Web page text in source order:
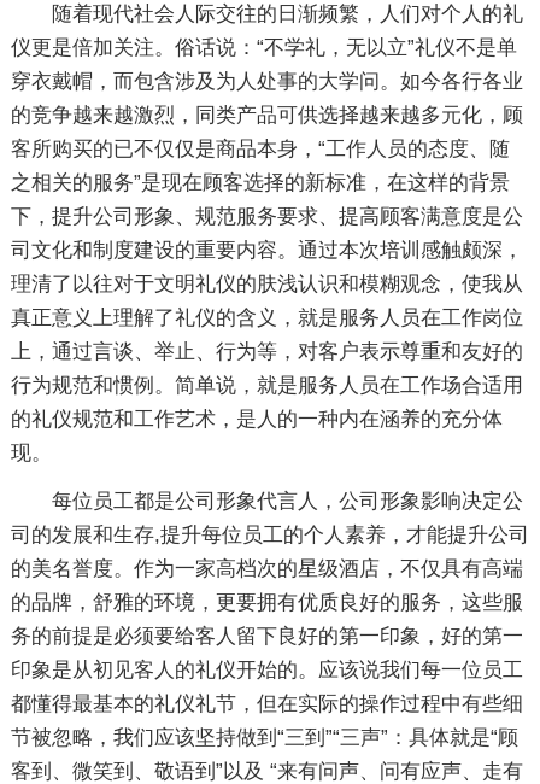
随着现代社会人际交往的日渐频繁，人们对个人的礼
仪更是倍加关注。俗话说：“不学礼，无以立”礼仪不是单
穿衣戴帽，而包含涉及为人处事的大学问。如今各行各业
的竞争越来越激烈，同类产品可供选择越来越多元化，顾
客所购买的已不仅仅是商品本身，“工作人员的态度、随
之相关的服务”是现在顾客选择的新标准，在这样的背景
下，提升公司形象、规范服务要求、提高顾客满意度是公
司文化和制度建设的重要内容。通过本次培训感触颇深，
理清了以往对于文明礼仪的肤浅认识和模糊观念，使我从
真正意义上理解了礼仪的含义，就是服务人员在工作岗位
上，通过言谈、举止、行为等，对客户表示尊重和友好的
行为规范和惯例。简单说，就是服务人员在工作场合适用
的礼仪规范和工作艺术，是人的一种内在涵养的充分体
现。
每位员工都是公司形象代言人，公司形象影响决定公
司的发展和生存,提升每位员工的个人素养，才能提升公司
的美名誉度。作为一家高档次的星级酒店，不仅具有高端
的品牌，舒雅的环境，更要拥有优质良好的服务，这些服
务的前提是必须要给客人留下良好的第一印象，好的第一
印象是从初见客人的礼仪开始的。应该说我们每一位员工
都懂得最基本的礼仪礼节，但在实际的操作过程中有些细
节被忽略，我们应该坚持做到“三到”“三声”：具体就是“顾
客到、微笑到、敬语到”以及 “来有问声、问有应声、走有